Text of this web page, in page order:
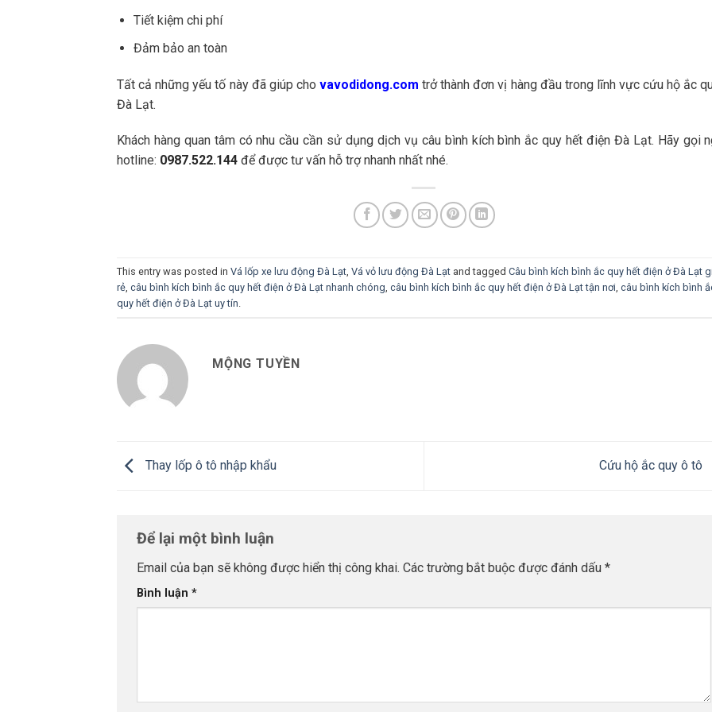
Tiết kiệm chi phí
Đảm bảo an toàn
Tất cả những yếu tố này đã giúp cho vavodidong.com trở thành đơn vị hàng đầu trong lĩnh vực cứu hộ ắc
Đà Lạt.
Khách hàng quan tâm có nhu cầu cần sử dụng dịch vụ câu bình kích bình ắc quy hết điện Đà Lạt. Hãy gọi
hotline: 0987.522.144 để được tư vấn hỗ trợ nhanh nhất nhé.
This entry was posted in Vá lốp xe lưu động Đà Lạt Vá vỏ lưu động Đà Lạt and tagged Câu bình kích bình ắc quy hết điện ở Đà Lạt
rẻ câu bình kích bình ắc quy hết điện ở Đà Lạt nhanh chóng câu bình kích bình ắc quy hết điện ở Đà Lạt tận nơi câu bình kích bình
quy hết điện ở Đà Lạt uy tín
MỘNG TUYỀN
Thay lốp ô tô nhập khẩu Cứu hộ ắc quy ô tô
Để lại một bình luận
Email của bạn sẽ không được hiển thị công khai. Các trường bắt buộc được đánh dấu *
Bình luận *